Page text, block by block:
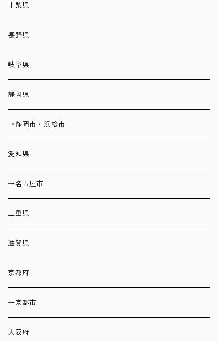
山梨県
長野県
岐阜県
静岡県
→静岡市・浜松市
愛知県
→名古屋市
三重県
滋賀県
京都府
→京都市
大阪府